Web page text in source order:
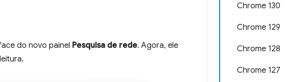
Chrome 130
Chrome 129
Chrome 128
Chrome 127
do novo painel Pesquisa de rede. Agora, ele